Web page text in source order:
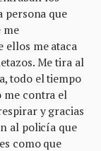
persona que
me
ellos me ataca
Me tira al
todo el tiempo
me contra el
y gracias
al policía que
como que